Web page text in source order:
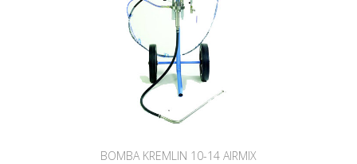
BOMBA KREMLIN 10-14 AIRMIX